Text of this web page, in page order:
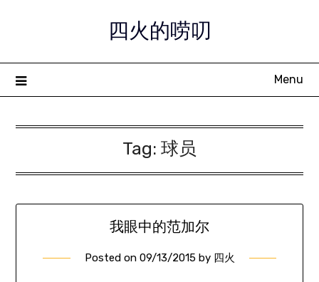
四火的唠叨
Menu
Tag: 球员
我眼中的范加尔
Posted on 09/13/2015by 四火